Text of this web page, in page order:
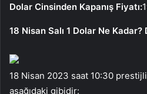
Dolar Cinsinden Kapanış Fiyatı:
18 Nisan Salı 1 Dolar Ne
18 Nisan 2023 saat 10:30
aşağıdaki gibidir: